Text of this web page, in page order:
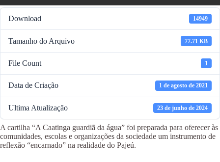
Download 14949
Tamanho do Arquivo 77.71 KB
File Count 1
Data de Criação 1 de agosto de 2021
Ultima Atualização 23 de junho de 2024
A cartilha “A Caatinga guardiã da água” foi preparada para oferecer às
comunidades, escolas e organizações da sociedade um instrumento de
reflexão “encarnado” na realidade do Pajeú.